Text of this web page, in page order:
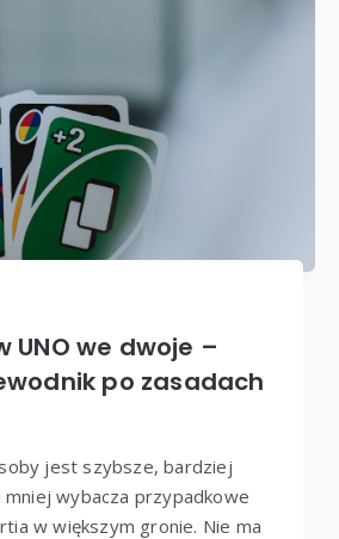
UNO we dwoje –
po zasadach
jest szybsze, bardziej
wybacza przypadkowe
w większym gronie. Nie ma